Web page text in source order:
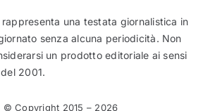
una testata giornalistica in
senza alcuna periodicità. Non
un prodotto editoriale ai sensi
2001.
© Copyright 2015 – 2026